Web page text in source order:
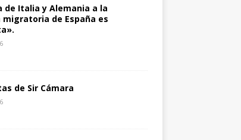
de Italia y Alemania a la
de España es
de Sir Cámara